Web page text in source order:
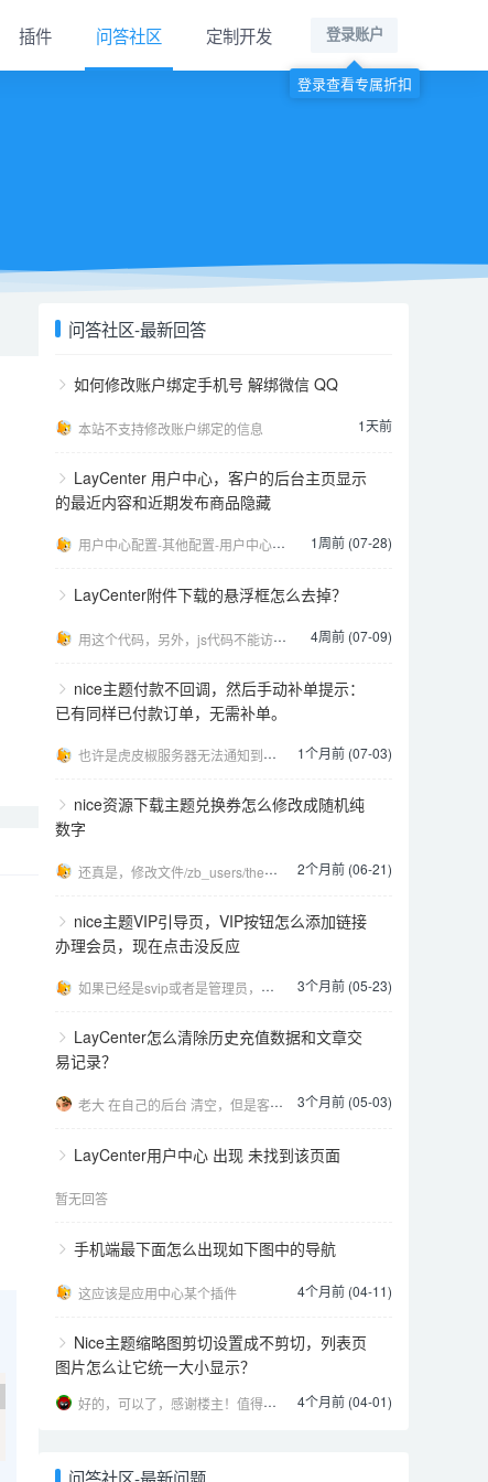
插件 问答社区 定制开发 登录账户
登录查看专属折扣
问答社区-最新回答
如何修改账户绑定手机号 解绑微信 QQ
本站不支持修改账户绑定的信息 1天前
LayCenter 用户中心，客户的后台主页显示
的最近内容和近期发布商品隐藏
用户中心配置-其他配置-用户中心自定义style，填写下面的代码： [code:css].user- 1周前 (07-28)
LayCenter附件下载的悬浮框怎么去掉？
用这个代码，另外，js代码不能访问head，否则不生效，要放在页面结尾 [code:css].lcp 4周前 (07-09)
nice主题付款不回调，然后手动补单提示：
已有同样已付款订单，无需补单。
也许是虎皮椒服务器无法通知到你网站，处理方法：https://kfuu.cn/qanda/zblog 1个月前 (07-03)
nice资源下载主题兑换券怎么修改成随机纯
数字
还真是，修改文件/zb_users/theme/Nice/class/main.php 1181行 2个月前 (06-21)
nice主题VIP引导页，VIP按钮怎么添加链接
办理会员，现在点击没反应
如果已经是svip或者是管理员，点了就没反应 3个月前 (05-23)
LayCenter怎么清除历史充值数据和文章交
易记录？
老大 在自己的后台 清空，但是客户的个人中心后台 还是在的 这种怎么弄 我现在清理了，发现客户的后 3个月前 (05-03)
LayCenter用户中心 出现 未找到该页面
暂无回答
手机端最下面怎么出现如下图中的导航
这应该是应用中心某个插件 4个月前 (04-11)
Nice主题缩略图剪切设置成不剪切，列表页
图片怎么让它统一大小显示？
好的，可以了，感谢楼主！值得信任的开发者。 4个月前 (04-01)